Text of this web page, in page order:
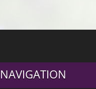
NAVIGATION